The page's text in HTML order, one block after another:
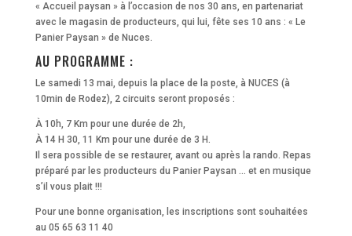
« Accueil paysan » à l’occasion de nos 30 ans, en partenariat
avec le magasin de producteurs, qui lui, fête ses 10 ans : « Le
Panier Paysan » de Nuces.
AU PROGRAMME :
Le samedi 13 mai, depuis la place de la poste, à NUCES (à
10min de Rodez), 2 circuits seront proposés :
À 10h, 7 Km pour une durée de 2h,
À 14 H 30, 11 Km pour une durée de 3 H.
Il sera possible de se restaurer, avant ou après la rando. Repas
préparé par les producteurs du Panier Paysan … et en musique
s’il vous plait !!!
Pour une bonne organisation, les inscriptions sont souhaitées
au 05 65 63 11 40